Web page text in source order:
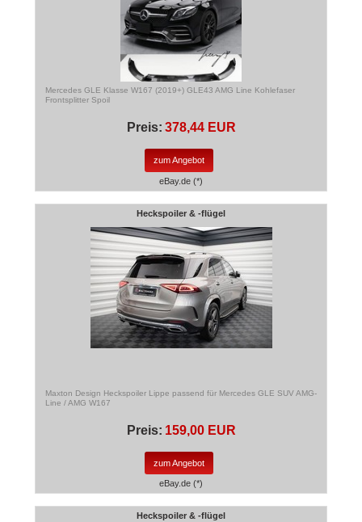
Mercedes GLE Klasse W167 (2019+) GLE43 AMG Line Kohlefaser
Frontsplitter Spoil
Preis: 378,44 EUR
zum Angebot
eBay.de (*)
Heckspoiler & -flügel
Maxton Design Heckspoiler Lippe passend für Mercedes GLE SUV AMG-
Line / AMG W167
Preis: 159,00 EUR
zum Angebot
eBay.de (*)
Heckspoiler & -flügel